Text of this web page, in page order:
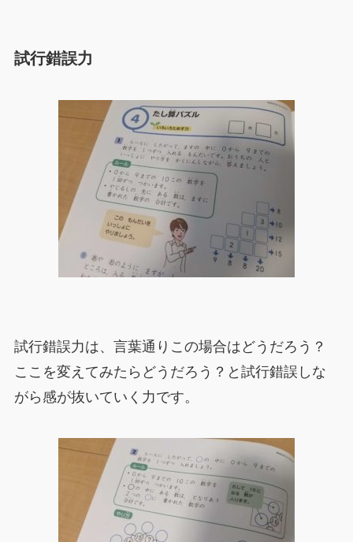
試行錯誤力
試行錯誤力は、言葉通りこの場合はどうだろう？
ここを変えてみたらどうだろう？と試行錯誤しな
がら感が抜いていく力です。